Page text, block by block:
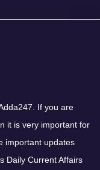
If you are
it is very important for
important updates
Daily Current Affairs